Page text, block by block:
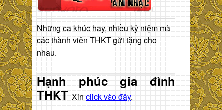
Những ca khúc hay, nhiều kỷ niệm mà
các thành viên THKT gửi tặng cho
nhau.
Hạnh phúc gia đình
THKT Xin click vào đây.